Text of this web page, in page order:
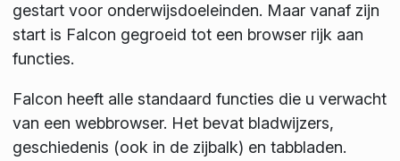
gestart voor onderwijsdoeleinden. Maar vanaf zijn
start is Falcon gegroeid tot een browser rijk aan
functies.
Falcon heeft alle standaard functies die u verwacht
van een webbrowser. Het bevat bladwijzers,
geschiedenis (ook in de zijbalk) en tabbladen.